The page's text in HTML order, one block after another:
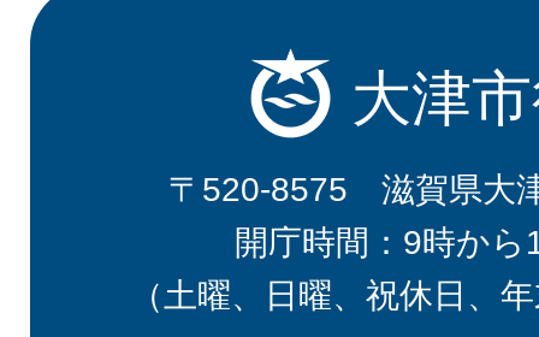
大津
〒520-8575 滋賀県大
開庁時間：9時から
（土曜、日曜、祝休日、